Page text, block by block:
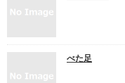
べた足